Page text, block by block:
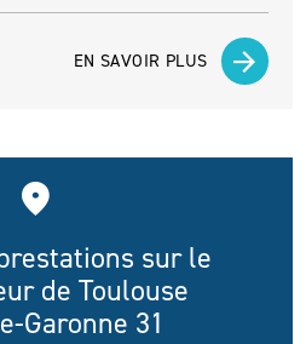
EN SAVOIR PLUS
sur le
de Toulouse
Garonne 31